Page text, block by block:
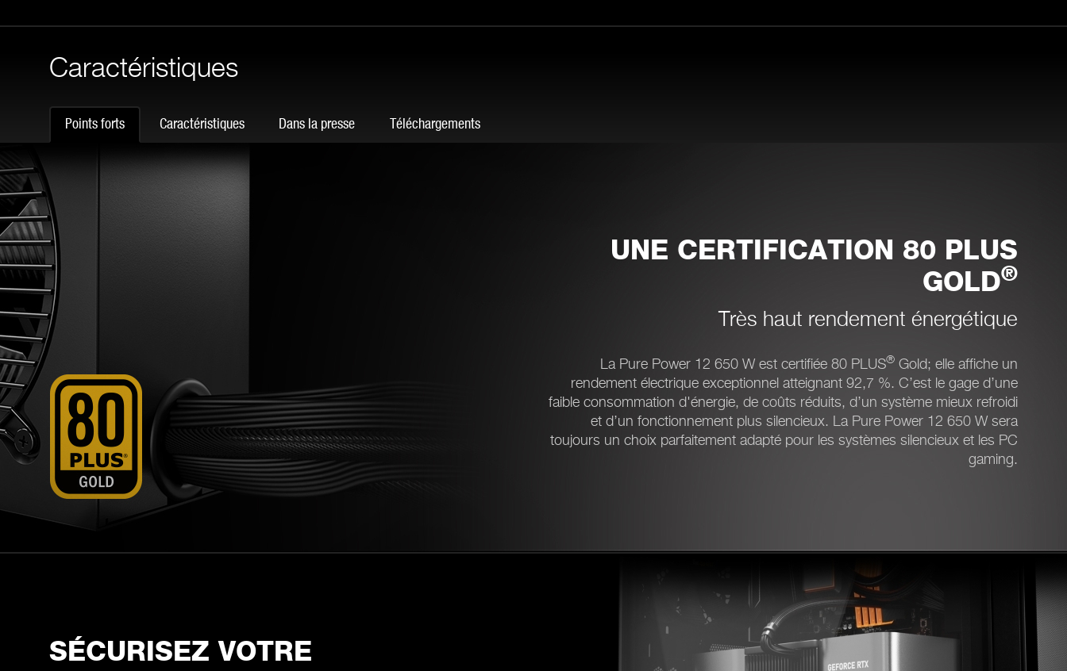
Caractéristiques
Points forts Caractéristiques Dans la presse Téléchargements
UNE CERTIFICATION 80 PLUS
GOLD®
Très haut rendement énergétique
La Pure Power 12 650 W est certifiée 80 PLUS® Gold; elle affiche un
rendement électrique exceptionnel atteignant 92,7 %. C’est le gage d’une
faible consommation d'énergie, de coûts réduits, d’un système mieux refroidi
et d’un fonctionnement plus silencieux. La Pure Power 12 650 W sera
toujours un choix parfaitement adapté pour les systèmes silencieux et les PC
gaming.
SÉCURISEZ VOTRE